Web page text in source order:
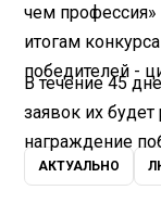
чем
итогам
победителей -
В течение 45
заявок их
награждение
АКТУАЛЬНО